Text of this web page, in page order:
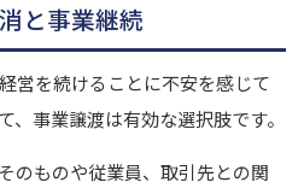
と事業継続
営を続けることに不安を感じて
、事業譲渡は有効な選択肢です。
のものや従業員、取引先との関